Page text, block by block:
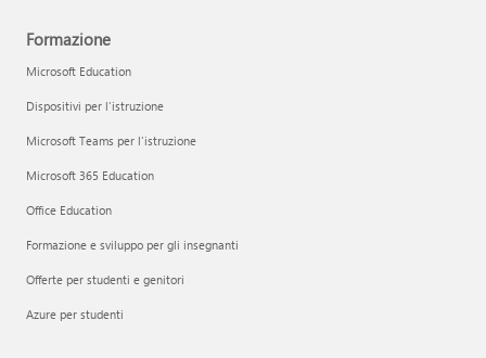
Formazione
Microsoft Education
Dispositivi per l'istruzione
Microsoft Teams per l'istruzione
Microsoft 365 Education
Office Education
Formazione e sviluppo per gli insegnanti
Offerte per studenti e genitori
Azure per studenti